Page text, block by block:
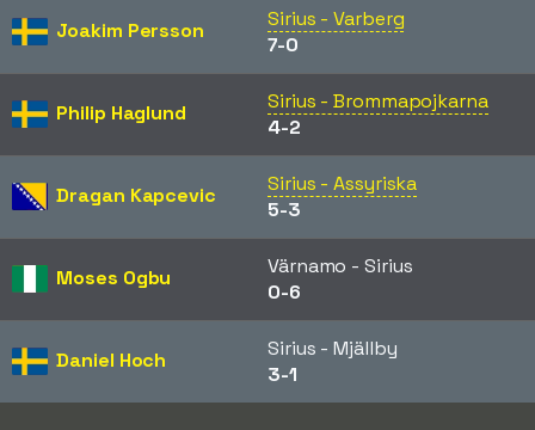
Joakim Persson
Sirius - Varberg
7-0
Philip Haglund
Sirius - Brommapojkarna
4-2
Dragan Kapcevic
Sirius - Assyriska
5-3
Moses Ogbu
Värnamo - Sirius
0-6
Daniel Hoch
Sirius - Mjällby
3-1